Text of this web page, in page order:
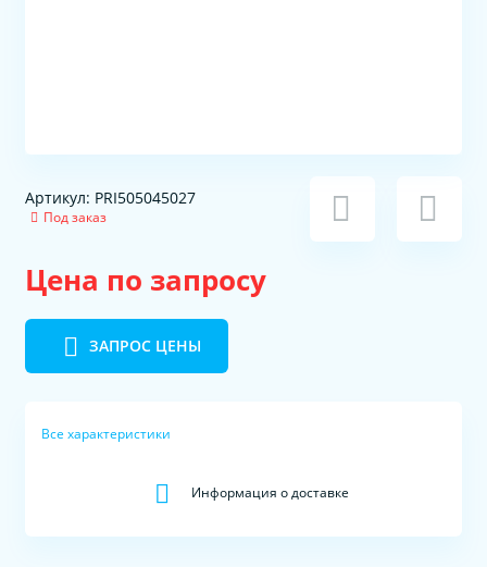
Артикул: PRI505045027
Под заказ
Цена по запросу
ЗАПРОС ЦЕНЫ
Все характеристики
Информация о доставке